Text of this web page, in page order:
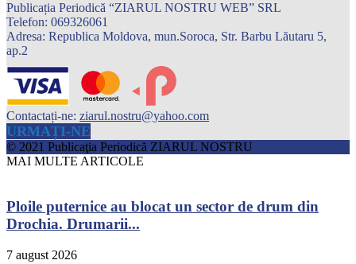
Publicația Periodică “ZIARUL NOSTRU WEB” SRL
Telefon: 069326061
Adresa: Republica Moldova, mun.Soroca, Str. Barbu Lăutaru 5,
ap.2
Contactați-ne: ziarul.nostru@yahoo.com
URMAȚI-NE
© 2021 Publicaţia Periodică ZIARUL NOSTRU
MAI MULTE ARTICOLE
Ploile puternice au blocat un sector de drum din
Drochia. Drumarii...
7 august 2026